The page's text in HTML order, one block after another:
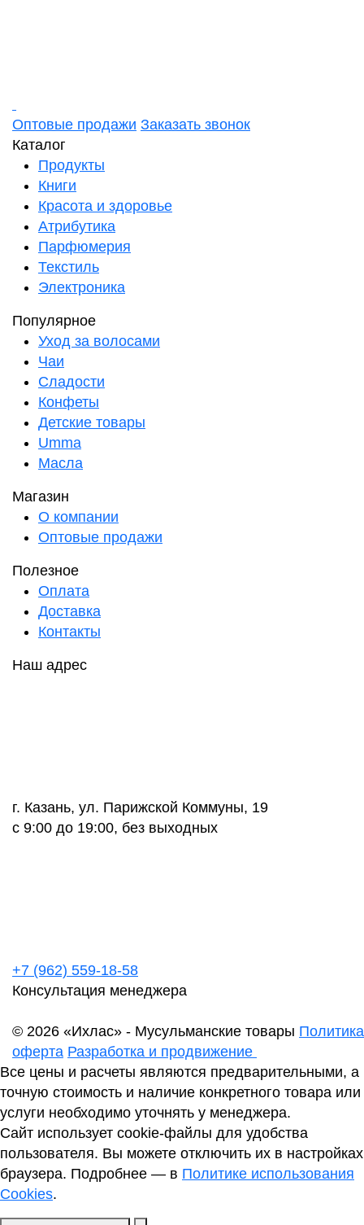
Оптовые продажи Заказать звонок
Каталог
Продукты
Книги
Красота и здоровье
Атрибутика
Парфюмерия
Текстиль
Электроника
Популярное
Уход за волосами
Чаи
Сладости
Конфеты
Детские товары
Umma
Масла
Магазин
О компании
Оптовые продажи
Полезное
Оплата
Доставка
Контакты
Наш адрес
г. Казань, ул. Парижской Коммуны, 19
с 9:00 до 19:00, без выходных
+7 (962) 559-18-58
Консультация менеджера
© 2026 «Ихлас» - Мусульманские товары
оферта Разработка и продвижение
Все цены и расчеты являются предварительными, а
точную стоимость и наличие конкретного товара или
услуги необходимо уточнять у менеджера.
Сайт использует cookie-файлы для удобства
пользователя. Вы можете отключить их в настройках
браузера. Подробнее — в Политике использования
Cookies.